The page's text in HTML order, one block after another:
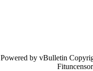
Powered by vBulletin